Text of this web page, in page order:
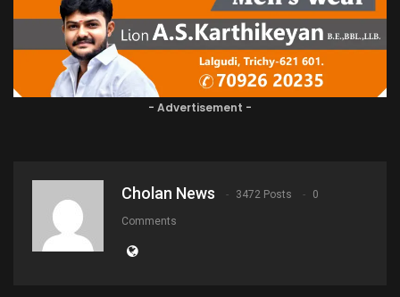
- Advertisement -
Cholan News 3472 Posts 0
Comments